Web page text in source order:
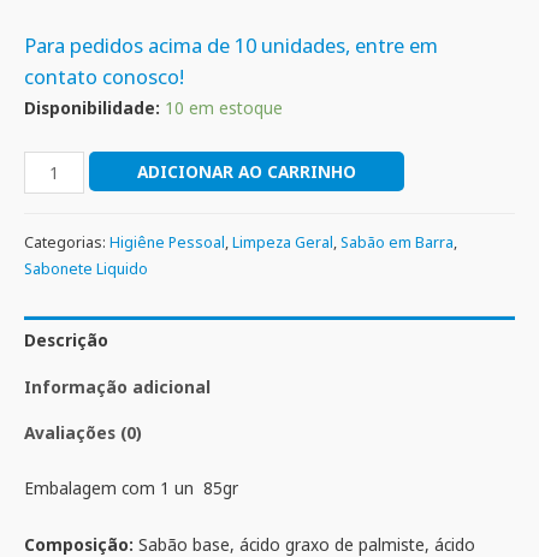
Para pedidos acima de 10 unidades, entre em
contato conosco!
Disponibilidade: 10 em estoque
ADICIONAR AO CARRINHO
Categorias: Higiêne Pessoal,Limpeza Geral,Sabão em Barra,
Sabonete Liquido
Descrição
Informação adicional
Avaliações (0)
Embalagem com 1 un 85gr
Composição: Sabão base, ácido graxo de palmiste, ácido